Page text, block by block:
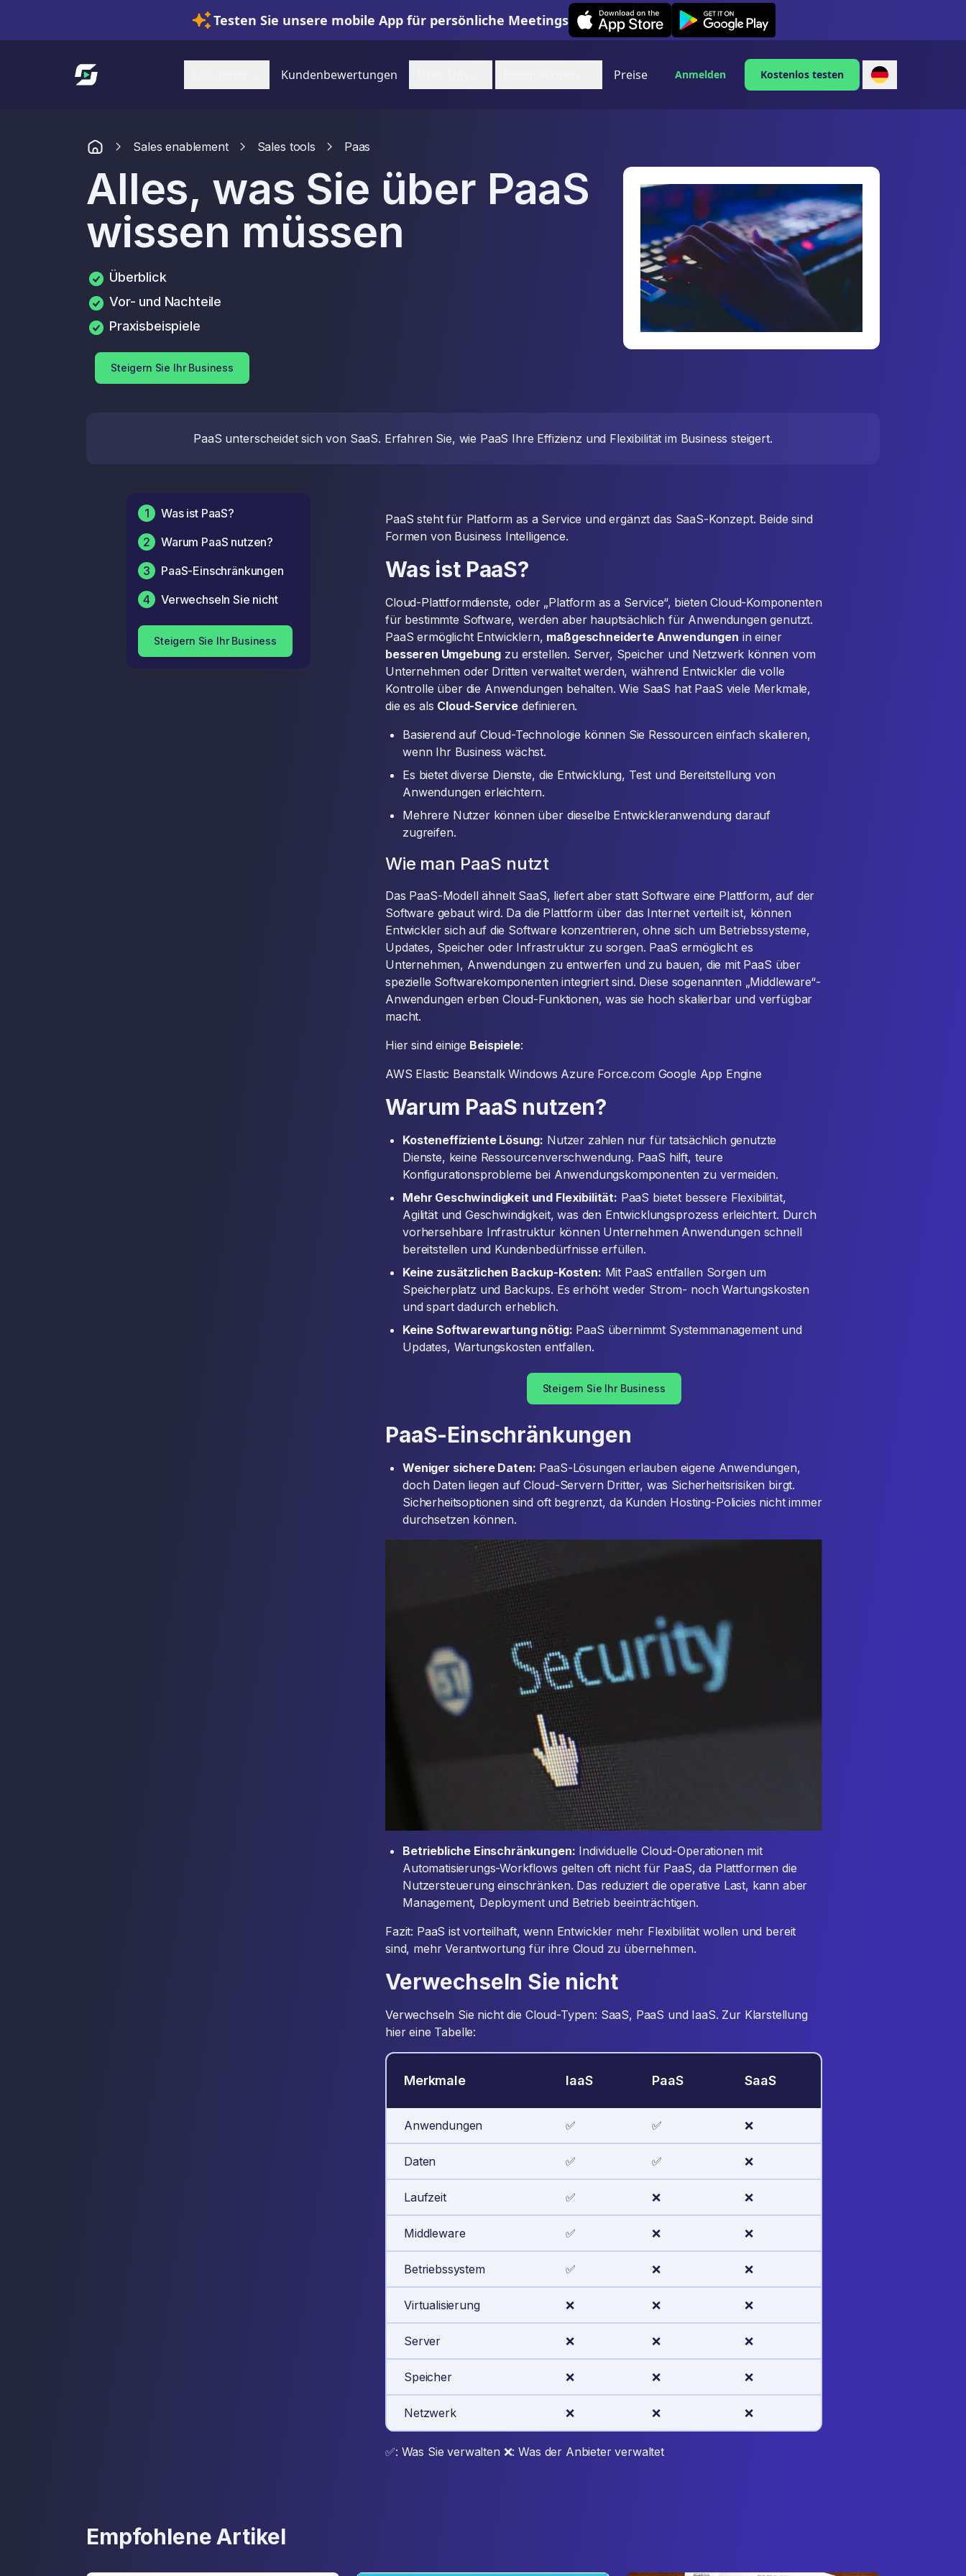
Testen Sie unsere mobile App für persönliche Meetings
Leexi on iOS Leexi on Android
Link zur Startseite
Kundenbewertungen Preise Anmelden Kostenlos testen
Sales enablement Sales tools Paas
Alles, was Sie über PaaS
wissen müssen
Überblick
Vor- und Nachteile
Praxisbeispiele
Steigern Sie Ihr Business
PaaS unterscheidet sich von SaaS. Erfahren Sie, wie PaaS Ihre Effizienz und Flexibilität im Business steigert.
1
Was ist PaaS?
2
Warum PaaS nutzen?
3
PaaS-Einschränkungen
4
Verwechseln Sie nicht
Steigern Sie Ihr Business
PaaS steht für Platform as a Service und ergänzt das SaaS-Konzept. Beide sind
Formen von Business Intelligence.
Was ist PaaS?
Cloud-Plattformdienste, oder „Platform as a Service“, bieten Cloud-Komponenten
für bestimmte Software, werden aber hauptsächlich für Anwendungen genutzt.
PaaS ermöglicht Entwicklern, maßgeschneiderte Anwendungen in einer
besseren Umgebung zu erstellen. Server, Speicher und Netzwerk können vom
Unternehmen oder Dritten verwaltet werden, während Entwickler die volle
Kontrolle über die Anwendungen behalten. Wie SaaS hat PaaS viele Merkmale,
die es als Cloud-Service definieren.
Basierend auf Cloud-Technologie können Sie Ressourcen einfach skalieren,
wenn Ihr Business wächst.
Es bietet diverse Dienste, die Entwicklung, Test und Bereitstellung von
Anwendungen erleichtern.
Mehrere Nutzer können über dieselbe Entwickleranwendung darauf
zugreifen.
Wie man PaaS nutzt
Das PaaS-Modell ähnelt SaaS, liefert aber statt Software eine Plattform, auf der
Software gebaut wird. Da die Plattform über das Internet verteilt ist, können
Entwickler sich auf die Software konzentrieren, ohne sich um Betriebssysteme,
Updates, Speicher oder Infrastruktur zu sorgen. PaaS ermöglicht es
Unternehmen, Anwendungen zu entwerfen und zu bauen, die mit PaaS über
spezielle Softwarekomponenten integriert sind. Diese sogenannten „Middleware“-
Anwendungen erben Cloud-Funktionen, was sie hoch skalierbar und verfügbar
macht.
Hier sind einige Beispiele:
AWS Elastic Beanstalk Windows Azure Force.com Google App Engine
Warum PaaS nutzen?
Kosteneffiziente Lösung: Nutzer zahlen nur für tatsächlich genutzte
Dienste, keine Ressourcenverschwendung. PaaS hilft, teure
Konfigurationsprobleme bei Anwendungskomponenten zu vermeiden.
Mehr Geschwindigkeit und Flexibilität: PaaS bietet bessere Flexibilität,
Agilität und Geschwindigkeit, was den Entwicklungsprozess erleichtert. Durch
vorhersehbare Infrastruktur können Unternehmen Anwendungen schnell
bereitstellen und Kundenbedürfnisse erfüllen.
Keine zusätzlichen Backup-Kosten: Mit PaaS entfallen Sorgen um
Speicherplatz und Backups. Es erhöht weder Strom- noch Wartungskosten
und spart dadurch erheblich.
Keine Softwarewartung nötig: PaaS übernimmt Systemmanagement und
Updates, Wartungskosten entfallen.
Steigern Sie Ihr Business
PaaS-Einschränkungen
Weniger sichere Daten: PaaS-Lösungen erlauben eigene Anwendungen,
doch Daten liegen auf Cloud-Servern Dritter, was Sicherheitsrisiken birgt.
Sicherheitsoptionen sind oft begrenzt, da Kunden Hosting-Policies nicht immer
durchsetzen können.
Betriebliche Einschränkungen: Individuelle Cloud-Operationen mit
Automatisierungs-Workflows gelten oft nicht für PaaS, da Plattformen die
Nutzersteuerung einschränken. Das reduziert die operative Last, kann aber
Management, Deployment und Betrieb beeinträchtigen.
Fazit: PaaS ist vorteilhaft, wenn Entwickler mehr Flexibilität wollen und bereit
sind, mehr Verantwortung für ihre Cloud zu übernehmen.
Verwechseln Sie nicht
Verwechseln Sie nicht die Cloud-Typen: SaaS, PaaS und IaaS. Zur Klarstellung
hier eine Tabelle:
Merkmale IaaS PaaS SaaS
Anwendungen ✅ ✅ ❌
Daten ✅ ✅ ❌
Laufzeit ✅ ❌ ❌
Middleware ✅ ❌ ❌
Betriebssystem ✅ ❌ ❌
Virtualisierung ❌ ❌ ❌
Server ❌ ❌ ❌
Speicher ❌ ❌ ❌
Netzwerk ❌ ❌ ❌
✅: Was Sie verwalten ❌: Was der Anbieter verwaltet
Empfohlene Artikel